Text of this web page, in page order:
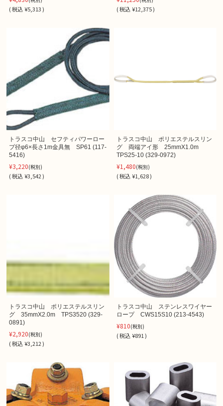
(税込¥5,313 ) (税込 ¥12,375 )
トラスコ中山 セフティパワーロー
プ径φ6×長さ1m金具無 SP61 (117-
5416)
¥3,220(税別)
(税込¥3,542 )
トラスコ中山 ポリエステルスリン
グ 両端アイ形 25mmX1.0m
TPS25-10 (329-0972)
¥1,480(税別)
(税込 ¥1,628 )
トラスコ中山 ポリエステルスリン
グ 35mmX2.0m TPS3520 (329-
0891)
¥2,920(税別)
(税込¥3,212 )
トラスコ中山 ステンレスワイヤー
ロープ CWS15S10 (213-4543)
¥810(税別)
(税込 ¥891 )